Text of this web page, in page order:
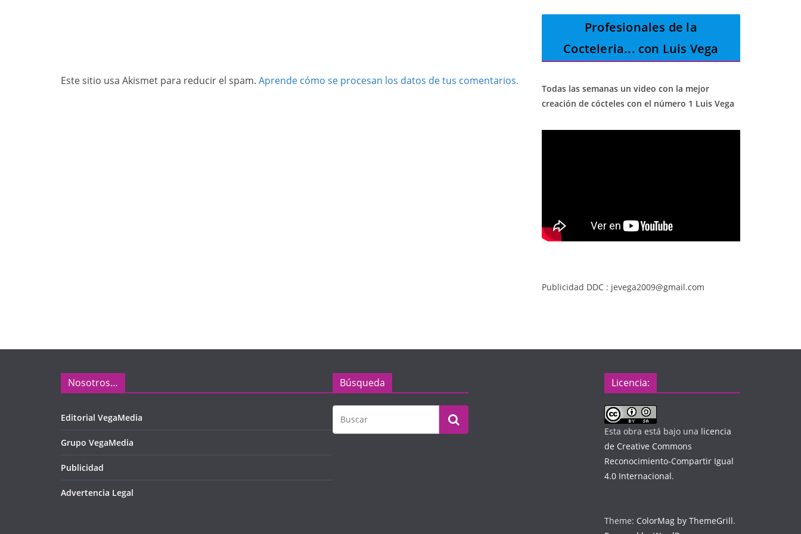
Este sitio usa Akismet para reducir el spam. Aprende cómo se procesan los datos de tus comentarios.
Profesionales de la
Cocteleria... con Luis Vega
Todas las semanas un video con la mejor
creación de cócteles con el número 1 Luis Vega
Publicidad DDC : jevega2009@gmail.com
Nosotros…
Editorial VegaMedia
Grupo VegaMedia
Publicidad
Advertencia Legal
Búsqueda Licencia:
Esta obra está bajo una licencia
de Creative Commons
Reconocimiento-Compartir Igual
4.0 Internacional.
Theme: ColorMag by ThemeGrill.